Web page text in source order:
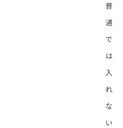
普
通
で
は
入
れ
な
い